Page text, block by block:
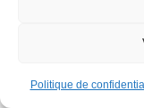
Politique de